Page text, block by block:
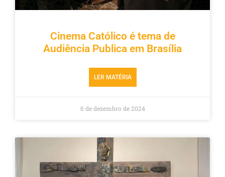
Cinema Católico é tema de
Audiência Publica em Brasília
LER MATÉRIA
6 de dezembro de 2024